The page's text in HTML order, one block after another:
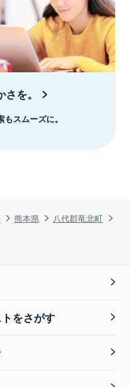
熊本県
八代郡竜北町
を。
スムーズに。
をさがす